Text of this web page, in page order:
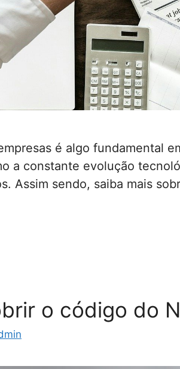
é algo fundamental
a constante evolução
Assim sendo, saiba mais
o código do